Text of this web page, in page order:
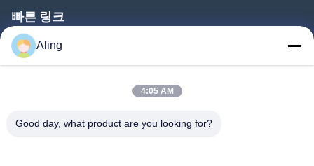
빠른 링크
홈
제품 소개
회사 소개
Aling
4:05 AM
Good day, what product are you looking for?